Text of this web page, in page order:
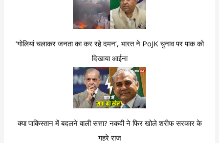
‘गोलियां चलाकर जनता का कर रहे दमन’, भारत ने PoJK चुनाव पर पाक को
दिखाया आईना
क्या पाकिस्तान में बदलने वाली सत्ता? नकवी ने फिर खोले शरीफ सरकार के
गहरे राज